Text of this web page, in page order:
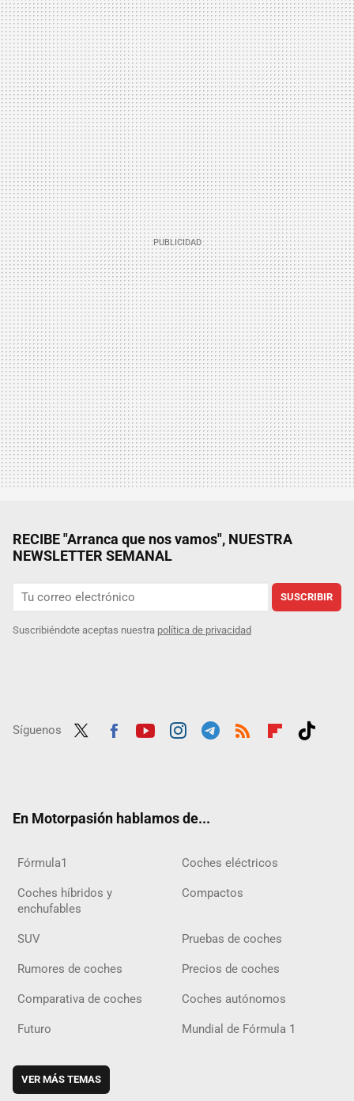
RECIBE "Arranca que nos vamos", NUESTRA
NEWSLETTER SEMANAL
SUSCRIBIR
Suscribiéndote aceptas nuestra política de privacidad
Síguenos
En Motorpasión hablamos de...
Fórmula1 Coches eléctricos
Coches híbridos y
enchufables
Compactos
SUV Pruebas de coches
Rumores de coches Precios de coches
Comparativa de coches Coches autónomos
Futuro Mundial de Fórmula 1
VER MÁS TEMAS